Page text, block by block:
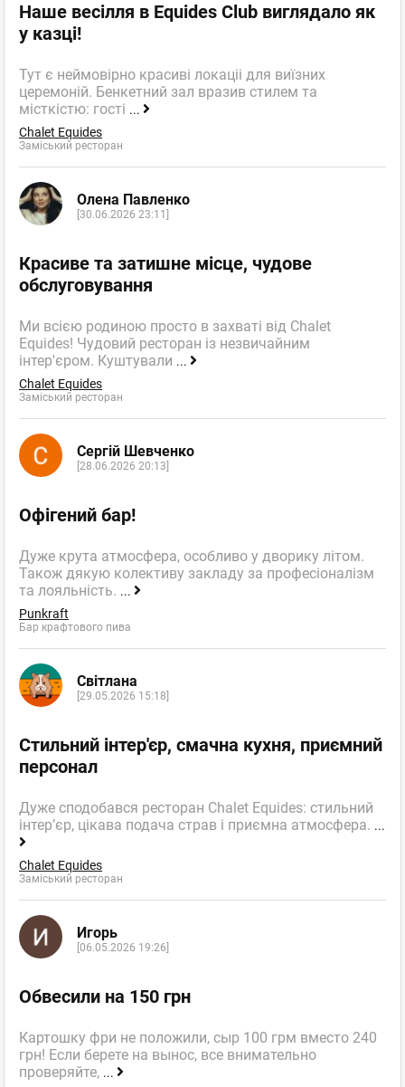
Наше весілля в Equides Club виглядало як
у казці!
Тут є неймовірно красиві локаціі для виїзних
церемоній. Бенкетний зал вразив стилем та
місткістю: гості ...
Chalet Equides
Заміський ресторан
Олена Павленко
[30.06.2026 23:11]
Красиве та затишне місце, чудове
обслуговування
Ми всією родиною просто в захваті від Chalet
Equides! Чудовий ресторан із незвичайним
інтер'єром. Куштували ...
Chalet Equides
Заміський ресторан
Сергій Шевченко
[28.06.2026 20:13]
Офігений бар!
Дуже крута атмосфера, особливо у дворику літом.
Також дякую колективу закладу за професіоналізм
та лояльність. ...
Punkraft
Бар крафтового пива
Світлана
[29.05.2026 15:18]
Стильний інтер'єр, смачна кухня, приємний
персонал
Дуже сподобався ресторан Chalet Equides: стильний
інтер’єр, цікава подача страв і приємна атмосфера. ...
Chalet Equides
Заміський ресторан
Игорь
[06.05.2026 19:26]
Обвесили на 150 грн
Картошку фри не положили, сыр 100 грм вместо 240
грн! Если берете на вынос, все внимательно
проверяйте, ...